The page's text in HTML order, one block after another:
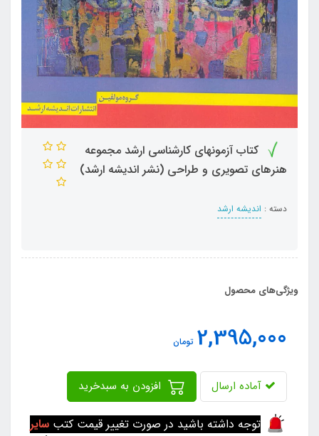
کتاب آزمونهای کارشناسی ارشد مجموعه
هنرهای تصویری و طراحی (نشر اندیشه ارشد)
دسته : اندیشه ارشد
ویژگی‌های محصول
2,395,000 تومان
آماده ارسال
توجه داشته باشید در صورت تغییر قیمت کتب سایر